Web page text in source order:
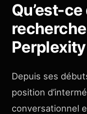
Qu’est-ce
Depuis ses
position
conversationnel